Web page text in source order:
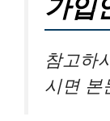
가입
참고하
시면 본